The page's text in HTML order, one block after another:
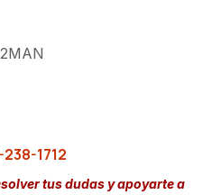
238-1712
tus dudas y apoyarte a